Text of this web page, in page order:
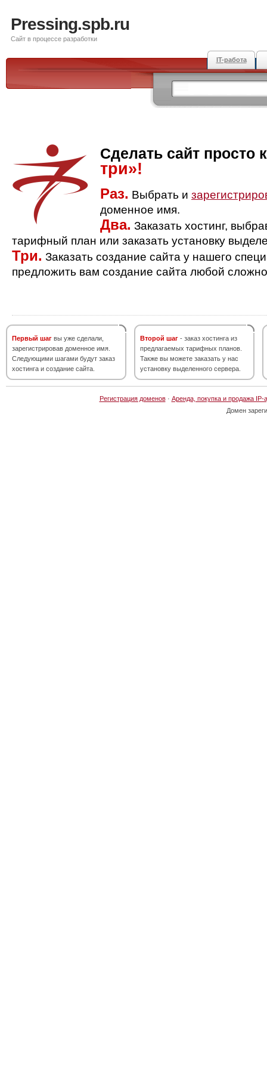
Pressing.spb.ru
Сайт в процессе разработки
IT-работа
Сделать сайт просто
три»!
Раз. Выбрать и
доменное имя.
Два. Заказать хостинг,
тарифный план или заказать установку
Три. Заказать создание сайта у нашего
предложить вам создание сайта любой
Первый шаг вы уже сделали,
зарегистрировав доменное имя.
Следующими шагами будут заказ
хостинга и создание сайта.
Второй шаг - заказ хостинга из
предлагаемых тарифных планов.
Также вы можете заказать у нас
установку выделенного сервера.
Регистрация доменов· Аренда, покупка и продажа IP-
Домен